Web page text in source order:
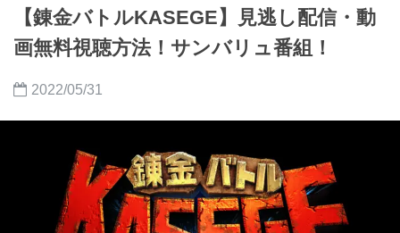
【錬金バトルKASEGE】見逃し配信・動
画無料視聴方法！サンバリュ番組！
2022/05/31